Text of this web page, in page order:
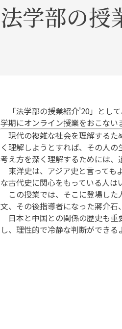
法学部の
「法学部の授業紹介'20」とし
学期にオンライン授業をおこな
現代の複雑な社会を理解するた
く理解しようとすれば、その人
考え方を深く理解するためには
東洋史は、アジア史と言っても
な古代史に関心をもっている人は
この授業では、そこに登場した
文、その後指導者になった蔣介
日本と中国との関係の歴史も重
し、理性的で冷静な判断ができる